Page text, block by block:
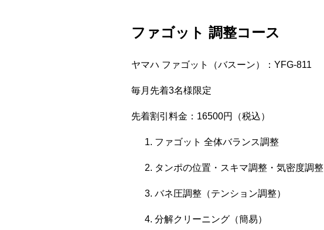
ファゴット 調整コース
ヤマハ ファゴット（バスーン）：YFG-811
毎月先着3名様限定
先着割引料金：16500円（税込）
ファゴット 全体バランス調整
タンポの位置・スキマ調整・気密度調整
バネ圧調整（テンション調整）
分解クリーニング（簡易）